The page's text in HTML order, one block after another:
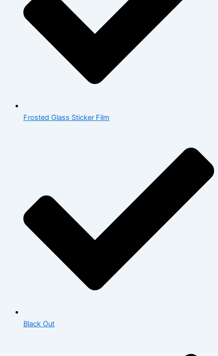
Frosted Glass Sticker Film
Black Out